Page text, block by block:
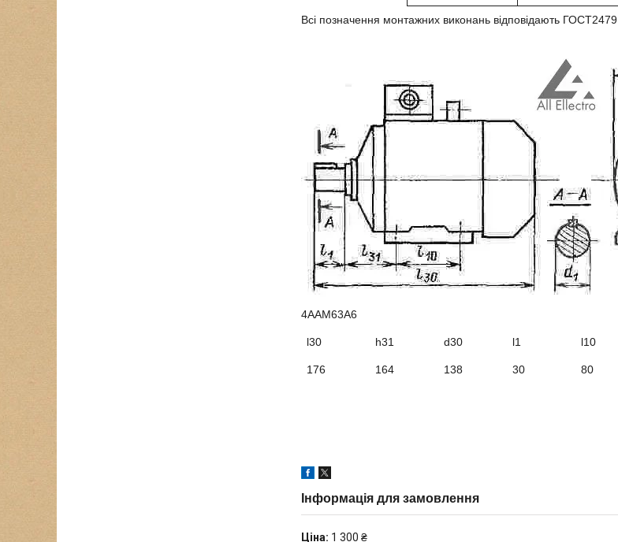
Всі позначення монтажних виконань відповідають ГОСТ2479
4ААМ63А6
l30 h31 d30 l1 l10
176 164 138 30 80
Інформація для замовлення
Ціна: 1 300 ₴